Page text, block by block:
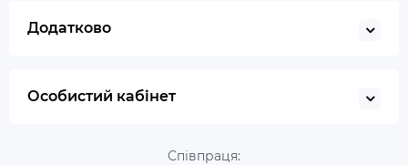
Додатково
Особистий кабінет
Співпраця: